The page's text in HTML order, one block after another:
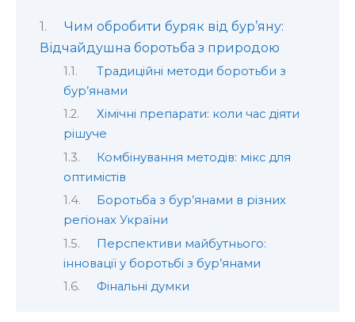
Чим обробити буряк від бур’яну:
Відчайдушна боротьба з природою
Традиційні методи боротьби з
бур’янами
Хімічні препарати: коли час діяти
рішуче
Комбінування методів: мікс для
оптимістів
Боротьба з бур’янами в різних
регіонах України
Перспективи майбутнього:
інновації у боротьбі з бур’янами
Фінальні думки